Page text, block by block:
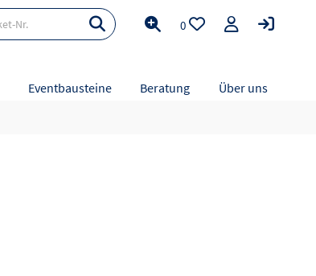
Eventbausteine Beratung Über uns
0